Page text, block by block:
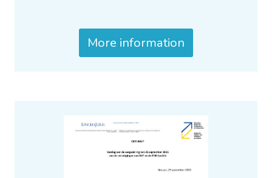
More information